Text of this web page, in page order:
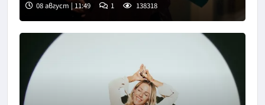
08 август | 11:49 1 138318